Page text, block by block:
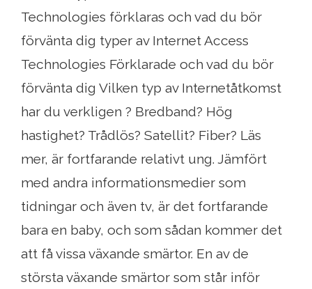
Technologies förklaras och vad du bör
förvänta dig typer av Internet Access
Technologies Förklarade och vad du bör
förvänta dig Vilken typ av Internetåtkomst
har du verkligen ? Bredband? Hög
hastighet? Trådlös? Satellit? Fiber? Läs
mer, är fortfarande relativt ung. Jämfört
med andra informationsmedier som
tidningar och även tv, är det fortfarande
bara en baby, och som sådan kommer det
att få vissa växande smärtor. En av de
största växande smärtor som står inför